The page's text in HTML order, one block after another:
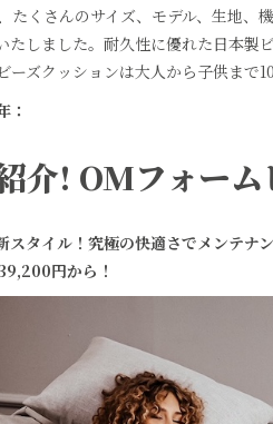
ション
たくさんのサイズ、モデル、生地
たしました。耐久性に優れた日本製
ーズクッションは大人から子供まで
：
介! OMフォー
スタイル！究極の快適さでメンテ
円から！